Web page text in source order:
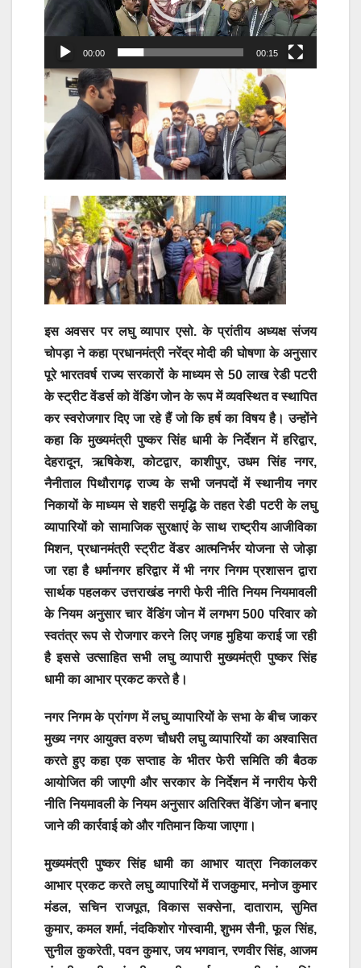
00:00 00:15
इस अवसर पर लघु व्यापार एसो. के प्रांतीय अध्यक्ष संजय
चोपड़ा ने कहा प्रधानमंत्री नरेंद्र मोदी की घोषणा के अनुसार
पूरे भारतवर्ष राज्य सरकारों के माध्यम से 50 लाख रेडी पटरी
के स्ट्रीट वेंडर्स को वेंडिंग जोन के रूप में व्यवस्थित व स्थापित
कर स्वरोजगार दिए जा रहे हैं जो कि हर्ष का विषय है। उन्होंने
कहा कि मुख्यमंत्री पुष्कर सिंह धामी के निर्देशन में हरिद्वार,
देहरादून, ऋषिकेश, कोटद्वार, काशीपुर, उधम सिंह नगर,
नैनीताल पिथौरागढ़ राज्य के सभी जनपदों में स्थानीय नगर
निकायों के माध्यम से शहरी समृद्धि के तहत रेडी पटरी के लघु
व्यापारियों को सामाजिक सुरक्षाएं के साथ राष्ट्रीय आजीविका
मिशन, प्रधानमंत्री स्ट्रीट वेंडर आत्मनिर्भर योजना से जोड़ा
जा रहा है धर्मानगर हरिद्वार में भी नगर निगम प्रशासन द्वारा
सार्थक पहलकर उत्तराखंड नगरी फेरी नीति नियम नियमावली
के नियम अनुसार चार वेंडिंग जोन में लगभग 500 परिवार को
स्वतंत्र रूप से रोजगार करने लिए जगह मुहिया कराई जा रही
है इससे उत्साहित सभी लघु व्यापारी मुख्यमंत्री पुष्कर सिंह
धामी का आभार प्रकट करते है।
नगर निगम के प्रांगण में लघु व्यापारियों के सभा के बीच जाकर
मुख्य नगर आयुक्त वरुण चौधरी लघु व्यापारियों का अश्वासित
करते हुए कहा एक सप्ताह के भीतर फेरी समिति की बैठक
आयोजित की जाएगी और सरकार के निर्देशन में नगरीय फेरी
नीति नियमावली के नियम अनुसार अतिरिक्त वेंडिंग जोन बनाए
जाने की कार्रवाई को और गतिमान किया जाएगा।
मुख्यमंत्री पुष्कर सिंह धामी का आभार यात्रा निकालकर
आभार प्रकट करते लघु व्यापारियों में राजकुमार, मनोज कुमार
मंडल, सचिन राजपूत, विकास सक्सेना, दाताराम, सुमित
कुमार, कमल शर्मा, नंदकिशोर गोस्वामी, शुभम सैनी, फूल सिंह,
सुनील कुकरेती, पवन कुमार, जय भगवान, रणवीर सिंह, आजम